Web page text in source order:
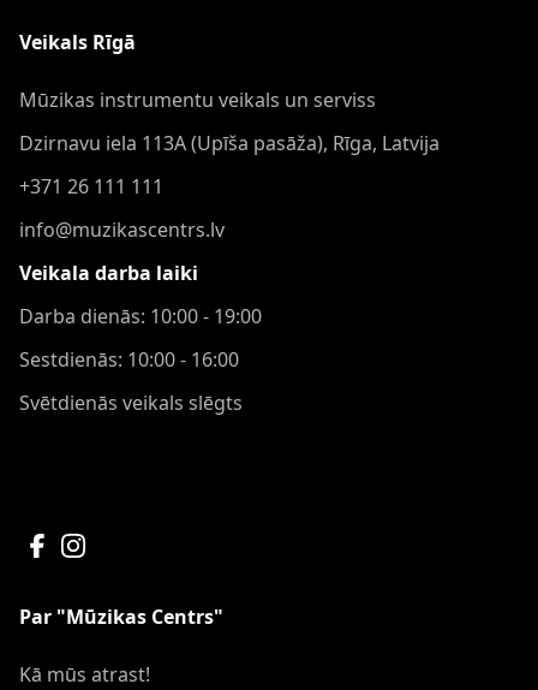
Veikals Rīgā
Mūzikas instrumentu veikals un serviss
Dzirnavu iela 113A (Upīša pasāža), Rīga, Latvija
+371 26 111 111
info@muzikascentrs.lv
Veikala darba laiki
Darba dienās: 10:00 - 19:00
Sestdienās: 10:00 - 16:00
Svētdienās veikals slēgts
Par "Mūzikas Centrs"
Kā mūs atrast!